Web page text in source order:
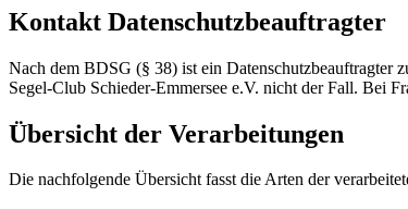
Kontakt Datenschutzbeauftragter
Nach dem BDSG (§ 38) ist ein Datenschutzbeauftragter
Segel-Club Schieder-Emmersee e.V. nicht der Fall. Bei
Übersicht der Verarbeitungen
Die nachfolgende Übersicht fasst die Arten der